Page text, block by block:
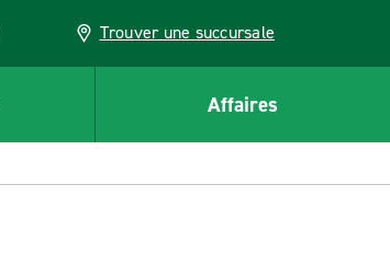
Trouver une succursale
Affaires